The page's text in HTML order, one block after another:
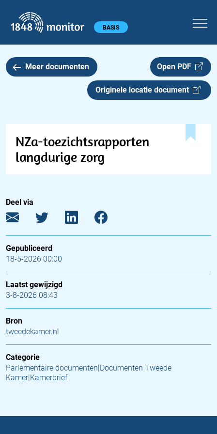
Hoofdmenu BASIS
Meer documenten Open PDF
Originele locatie document
NZa-toezichtsrapporten
langdurige zorg
Deel via
Gepubliceerd
18-5-2026 00:00
Laatst gewijzigd
3-8-2026 08:43
Bron
tweedekamer.nl
Categorie
Parlementaire documenten|Documenten Tweede
Kamer|Kamerbrief